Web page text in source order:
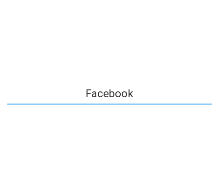
Facebook